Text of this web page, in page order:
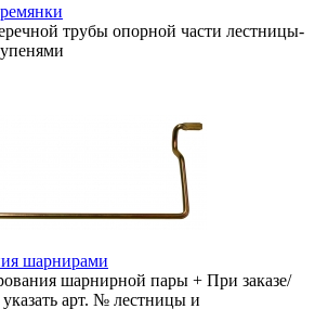
трубы опорной части лестницы-
шарнирами
шарнирной пары + При заказе/
указать арт. № лестницы и